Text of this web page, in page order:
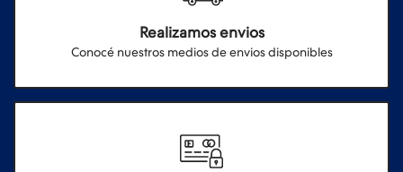
Realizamos envios
Conocé nuestros medios de envios disponibles